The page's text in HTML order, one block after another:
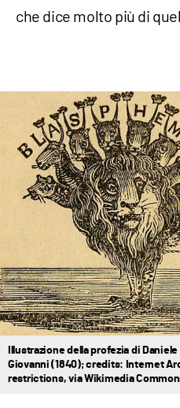
che dice molto più di
Illustrazione della profezia di
Giovanni (1840); credits: Internet
restrictions, via Wikimedia